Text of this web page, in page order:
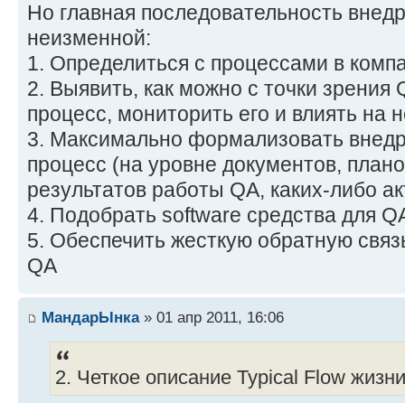
Но главная последовательность
неизменной:
1. Определиться с процессами в
2. Выявить, как можно с точки зрения
процесс, мониторить его и влиять на
3. Максимально формализовать
процесс (на уровне документов,
результатов работы QA, каких-либо
4. Подобрать software средства для
5. Обеспечить жесткую обратную
QA
МандарЫнка» 01 апр 2011, 16:06
2. Четкое описание Typical Flow